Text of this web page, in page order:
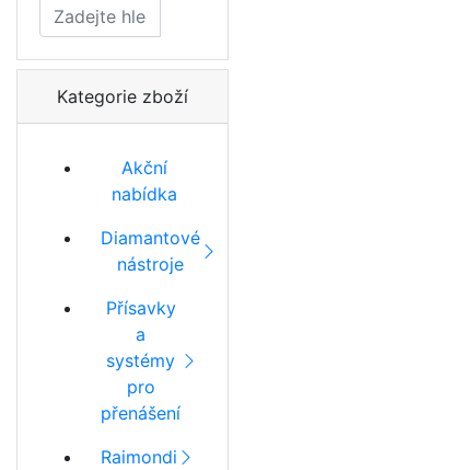
Kategorie zboží
Akční
nabídka
Diamantové
nástroje
Přísavky
a
systémy
pro
přenášení
Raimondi